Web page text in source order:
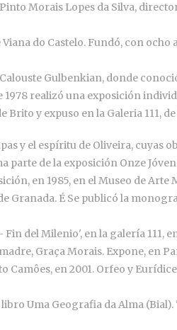
Pinto Morais Lopes da Silva,
do Castelo. Fundó, con
Gulbenkian, donde
1978 realizó una exposición
y expuso en la Galeria 111,
y el espíritu de Oliveira,
parte de la exposición Onze
en 1985, en el Museo de Arte
Granada. É Se publicó la
del Milenio', en la galería 111,
Graça Morais. Expone, en
en 2001. Orfeo y
libro Uma Geografia da Alma